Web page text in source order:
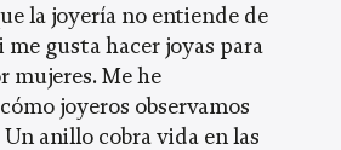
la joyería no entiende de
me gusta hacer joyas para
mujeres. Me he
joyeros observamos
anillo cobra vida en las